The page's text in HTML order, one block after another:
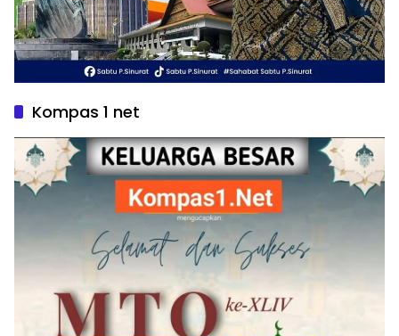
Kompas 1 net